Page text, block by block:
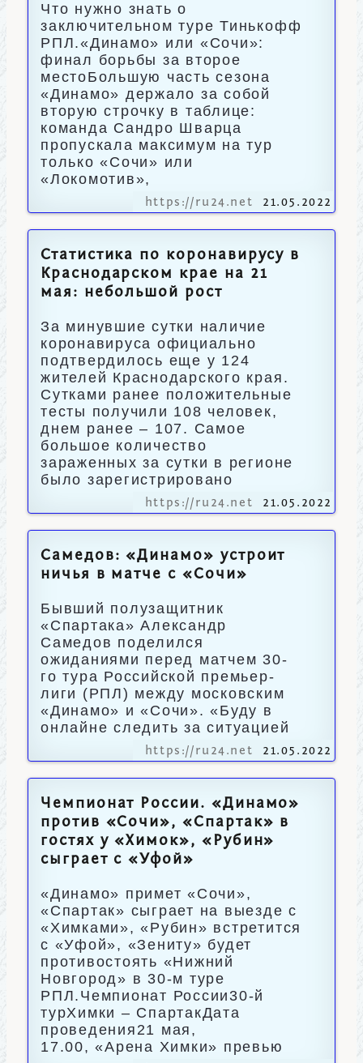
Что нужно знать о
заключительном туре Тинькофф
РПЛ.«Динамо» или «Сочи»:
финал борьбы за второе
местоБольшую часть сезона
«Динамо» держало за собой
вторую строчку в таблице:
команда Сандро Шварца
пропускала максимум на тур
только «Сочи» или
«Локомотив»,
https://ru24.net 21.05.2022
Статистика по коронавирусу в
Краснодарском крае на 21
мая: небольшой рост
За минувшие сутки наличие
коронавируса официально
подтвердилось еще у 124
жителей Краснодарского края.
Сутками ранее положительные
тесты получили 108 человек,
днем ранее – 107. Самое
большое количество
зараженных за сутки в регионе
было зарегистрировано
https://ru24.net 21.05.2022
Самедов: «Динамо» устроит
ничья в матче с «Сочи»
Бывший полузащитник
«Спартака» Александр
Самедов поделился
ожиданиями перед матчем 30-
го тура Российской премьер-
лиги (РПЛ) между московским
«Динамо» и «Сочи». «Буду в
онлайне следить за ситуацией
https://ru24.net 21.05.2022
Чемпионат России. «Динамо»
против «Сочи», «Спартак» в
гостях у «Химок», «Рубин»
сыграет с «Уфой»
«Динамо» примет «Сочи»,
«Спартак» сыграет на выезде с
«Химками», «Рубин» встретится
с «Уфой», «Зениту» будет
противостоять «Нижний
Новгород» в 30-м туре
РПЛ.Чемпионат России30-й
турХимки – СпартакДата
проведения21 мая,
17.00, «Арена Химки» превью